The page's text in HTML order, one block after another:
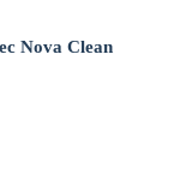
Nova Clean